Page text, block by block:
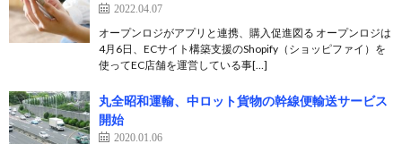
2022.04.07
オープンロジがアプリと連携、購入促進図る オープンロジは
4月6日、ECサイト構築支援のShopify（ショッピファイ）を
使ってEC店舗を運営している事[…]
丸全昭和運輸、中ロット貨物の幹線便輸送サービス
開始
2020.01.06